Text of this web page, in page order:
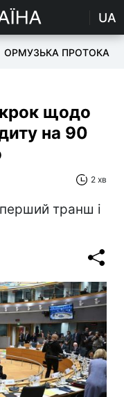
UA
ОРМУЗЬКА ПРОТОКА
щодо
на 90
2 хв
транш і